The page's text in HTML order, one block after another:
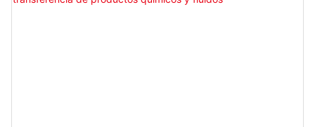
temperatura y alta presión.